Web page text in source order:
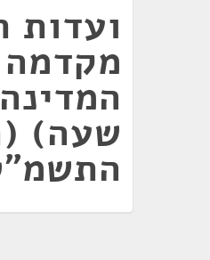
ועדות
מקדמה
שעה)
התשמ"ט-